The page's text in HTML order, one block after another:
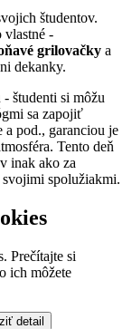
študentov.
vlastné -
grilovačky a
dekanky.
študenti si môžu
sa zapojiť
a pod., garanciou je
Tento deň
inak ako za
svojimi spolužiakmi.
Prečítajte si
ich môžete
detail